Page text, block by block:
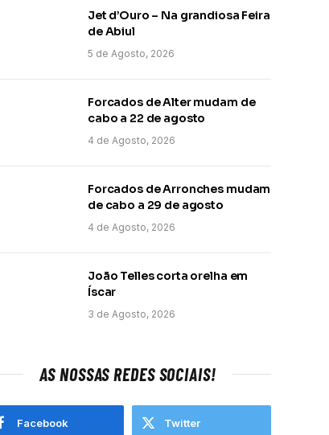
Jet d’Ouro – Na grandiosa Feira
de Abiul
5 de Agosto, 2026
Forcados de Alter mudam de
cabo a 22 de agosto
4 de Agosto, 2026
Forcados de Arronches mudam
de cabo a 29 de agosto
4 de Agosto, 2026
João Telles corta orelha em
Íscar
3 de Agosto, 2026
AS NOSSAS REDES SOCIAIS!
Facebook Twitter